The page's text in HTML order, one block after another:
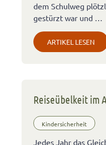
dem Schulweg
gestürzt war und …
ARTIKEL LESEN
Reiseübelkeit im
Kindersicherheit
Jedes Jahr das